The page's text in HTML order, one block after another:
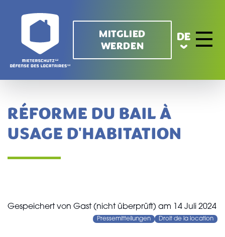
MITGLIED
WERDEN
DE
Toggle
RÉFORME DU BAIL À
USAGE D'HABITATION
Gespeichert von Gast (nicht überprüft) am 14 Juli 2024
Pressemitteilungen Droit de la location